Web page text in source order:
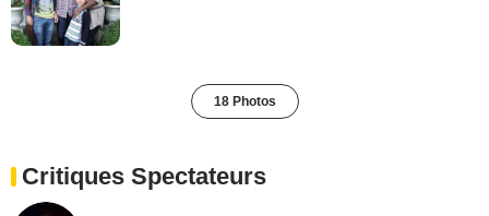
18 Photos
Critiques Spectateurs